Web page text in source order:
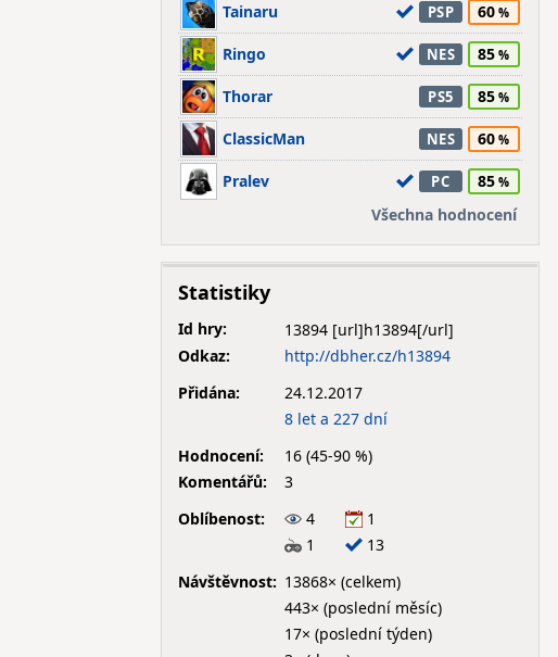
Tainaru PSP 60
Ringo NES 85
Thorar PS5 85
ClassicMan NES 60
Pralev PC
85
Všechna hodnocení
Statistiky
Id hry:
13894
Odkaz:
http://dbher.cz/h13894
Přidána:
24.12.2017
8 let a 227 dní
Hodnocení:
16 (45-90 %)
Komentářů:
3
Oblíbenost:
4
1
1
13
Návštěvnost: 13868× (celkem)
443× (poslední měsíc)
17× (poslední týden)